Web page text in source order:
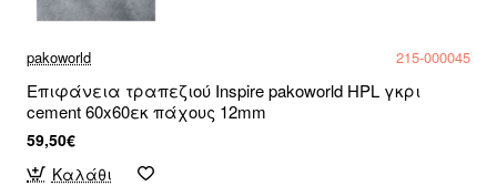
pakoworld 215-000045
Επιφάνεια τραπεζιού Inspire pakoworld HPL γκρι
cement 60x60εκ πάχους 12mm
59,50€
Καλάθι